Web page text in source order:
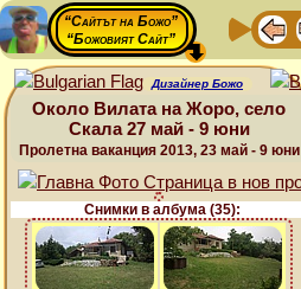
“Сайтът на Божо”
“Божовият Сайт”
Дизайнер Божо
Около Вилата на Жоро, село
Скала 27 май - 9 юни
Пролетна ваканция 2013, 23 май - 9 юни
Снимки в албума (35):